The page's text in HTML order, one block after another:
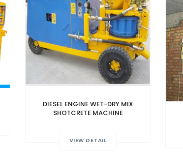
DIESEL ENGINE WET-DRY MIX
SHOTCRETE MACHINE
VIEW DETAIL